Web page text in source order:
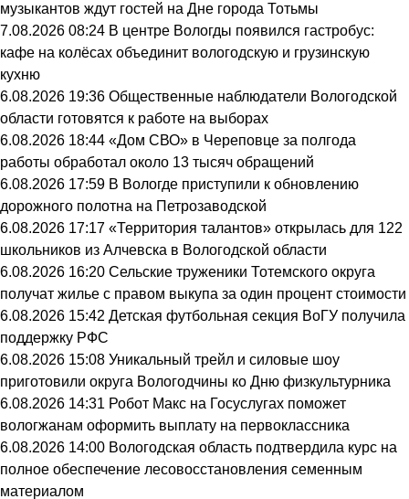
музыкантов ждут гостей на Дне города Тотьмы
7.08.2026 08:24 В центре Вологды появился гастробус:
кафе на колёсах объединит вологодскую и грузинскую
кухню
6.08.2026 19:36 Общественные наблюдатели Вологодской
области готовятся к работе на выборах
6.08.2026 18:44 «Дом СВО» в Череповце за полгода
работы обработал около 13 тысяч обращений
6.08.2026 17:59 В Вологде приступили к обновлению
дорожного полотна на Петрозаводской
6.08.2026 17:17 «Территория талантов» открылась для 122
школьников из Алчевска в Вологодской области
6.08.2026 16:20 Сельские труженики Тотемского округа
получат жилье с правом выкупа за один процент стоимости
6.08.2026 15:42 Детская футбольная секция ВоГУ получила
поддержку РФС
6.08.2026 15:08 Уникальный трейл и силовые шоу
приготовили округа Вологодчины ко Дню физкультурника
6.08.2026 14:31 Робот Макс на Госуслугах поможет
вологжанам оформить выплату на первоклассника
6.08.2026 14:00 Вологодская область подтвердила курс на
полное обеспечение лесовосстановления семенным
материалом